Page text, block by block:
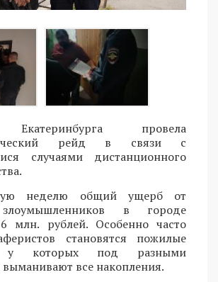
провела
рейд в связи с
случаями дистанционного
неделю общий ущерб от
в городе
млн. рублей. Особенно часто
становятся пожилые
у которых под разными
все накопления.